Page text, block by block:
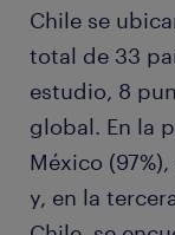
Chile se
total de 33
estudio, 8
global. En la
México
y, en la